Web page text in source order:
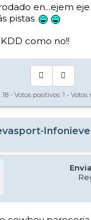
en...ejem
pistas
como no!!
18 - Votos positivos: 1 - Votos
Infonieve